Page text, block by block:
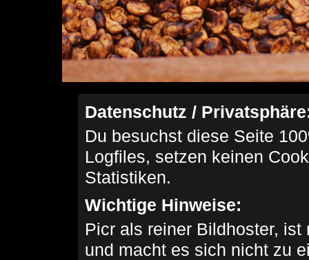
Datenschutz /
Du besuchst diese Seite
Logfiles, setzen keinen
Statistiken.
Wichtige Hinweise:
Picr als reiner Bildhoster,
und macht es sich nicht zu